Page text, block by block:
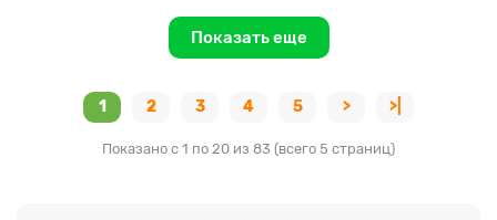
Показать еще
1 2 3 4 5 > >|
Показано с 1 по 20 из 83 (всего 5 страниц)